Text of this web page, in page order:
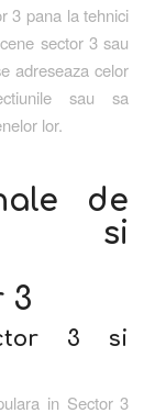
3 pana la tehnici
sector 3 sau
adreseaza celor
sau sa
lor.
de
si
3
3 si
in Sector 3